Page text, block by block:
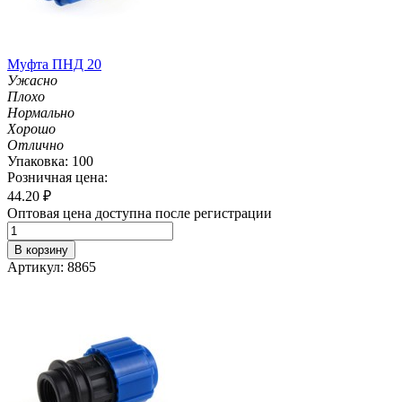
Муфта ПНД 20
Ужасно
Плохо
Нормально
Хорошо
Отлично
Упаковка: 100
Розничная цена:
44.20 ₽
Оптовая цена доступна после регистрации
В корзину
Артикул: 8865